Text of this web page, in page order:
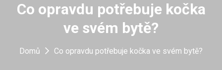
Co opravdu potřebuje kočka
ve svém bytě?
Domů Co opravdu potřebuje kočka ve svém bytě?